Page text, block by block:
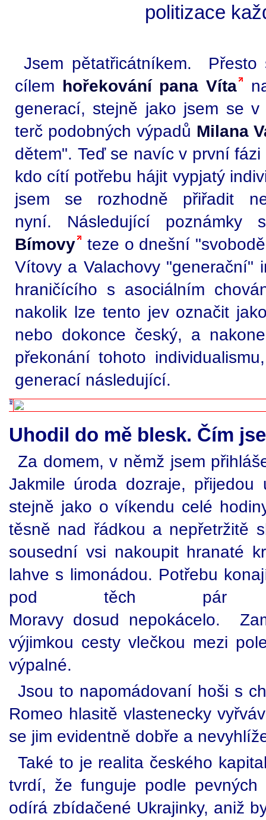
politizace
Jsem pětatřicátníkem.
cílem hořekování pana Víta
generací, stejně jako jsem se v
terč podobných výpadů Milana
dětem". Teď se navíc v první
kdo cítí potřebu hájit vypjatý
jsem se rozhodně přiřadit
nyní. Následující poznámky
Bímovy
teze o dnešní
Vítovy a Valachovy "generační"
hraničícího s asociálním
nakolik lze tento jev označit
nebo dokonce český, a
překonání tohoto
generací následující.
Uhodil do mě blesk. Čím
Za domem, v němž jsem
Jakmile úroda dozraje,
stejně jako o víkendu celé
těsně nad řádkou a nepřetržitě
sousední vsi nakoupit hranaté
lahve s limonádou. Potřebu
pod těch pár
Moravy dosud nepokácelo.
výjimkou cesty vlečkou mezi
výpalné.
Jsou to napomádovaní hoši s
Romeo hlasitě vlastenecky
se jim evidentně dobře a
Také to je realita českého
tvrdí, že funguje podle
odírá zbídačené Ukrajinky, aniž